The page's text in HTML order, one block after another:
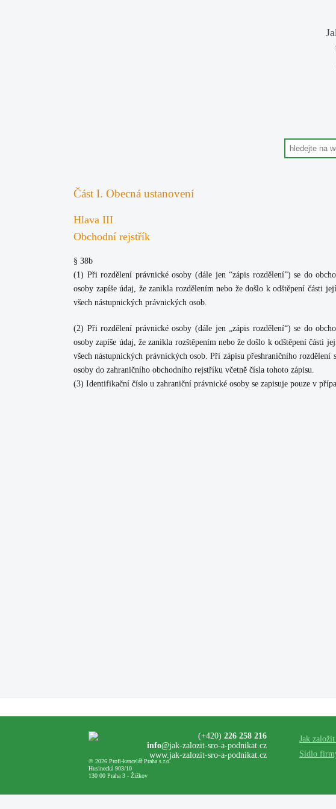
Část I. Obecná ustanovení
Hlava III
Obchodní rejstřík
§ 38b
(1) Při rozdělení právnické osoby (dále jen “zápis rozdělení”) se do
osoby zapíše údaj, že zanikla rozdělením nebo že došlo k odštěpení části
všech nástupnických právnických osob.
(2) Při rozdělení právnické osoby (dále jen „zápis rozdělení“) se do
osoby zapíše údaj, že zanikla rozštěpením nebo že došlo k odštěpení
všech nástupnických právnických osob. Při zápisu přeshraničního
osoby do zahraničního obchodního rejstříku včetně čísla tohoto zápisu.
(3) Identifikační číslo u zahraniční právnické osoby se zapisuje pouze v
© 2026 Profi-kancelář Praha s.r.o.
Husinecká 903/10
130 00 Praha 3 - Žižkov
(+420) 226 258 216
info@jak-zalozit-sro-a-podnikat.cz
www.jak-zalozit-sro-a-podnikat.cz
Jak
Sídlo